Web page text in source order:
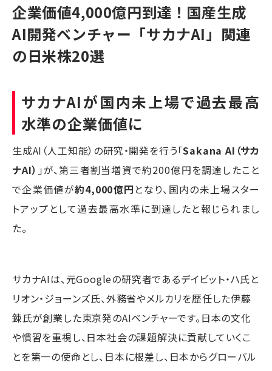
企業価値4,000億円到達！国産生成
AI開発ベンチャー「サカナAI」関連
の日米株20選
サカナAIが国内未上場で過去最高
水準の企業価値に
生成AI（人工知能）の研究・開発を行う「Sakana AI（サカ
ナAI） 」が、第三者割当増資で約200億円を調達したこと
で企業価値が約4,000億円 となり、国内の未上場スター
トアップとして過去最高水準に到達したと報じられまし
た。
サカナAIは、元Googleの研究者であるデイビット・ハ氏と
リオン・ジョーンズ氏、外務省やメルカリを歴任した伊藤
錬氏が創業した東京発のAIベンチャーです。日本の文化
や慣習を重視し、日本社会の課題解決に貢献していくこ
とを第一の使命とし、日本に根差し、日本からグローバル